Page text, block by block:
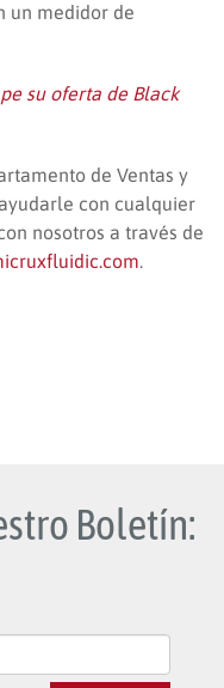
un medidor de
su oferta de Black
de Ventas y
con cualquier
nosotros a través de
.
Boletín: